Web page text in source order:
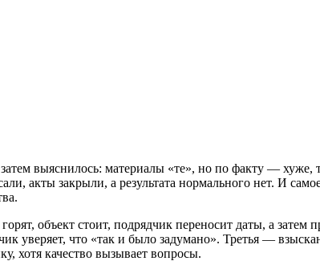
выяснилось: материалы «те», но по факту — хуже,
акты закрыли, а результата нормального нет. И
объект стоит, подрядчик переносит даты, а затем
что «так и было задумано». Третья —
хотя качество вызывает вопросы.